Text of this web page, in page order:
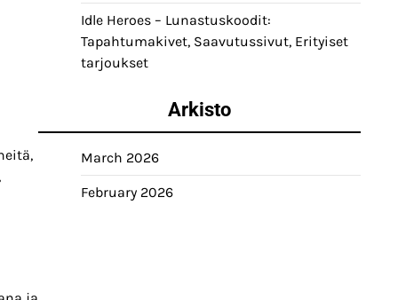
Idle Heroes – Lunastuskoodit:
Tapahtumakivet, Saavutussivut, Erityiset
tarjoukset
Arkisto
March 2026
February 2026